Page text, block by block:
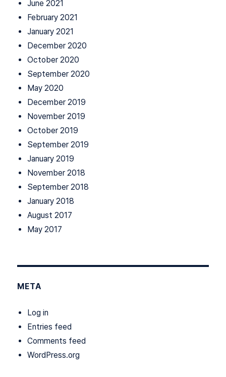
June 2021
February 2021
January 2021
December 2020
October 2020
September 2020
May 2020
December 2019
November 2019
October 2019
September 2019
January 2019
November 2018
September 2018
January 2018
August 2017
May 2017
META
Log in
Entries feed
Comments feed
WordPress.org